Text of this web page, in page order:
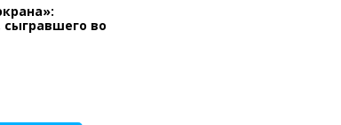
сыгравшего во